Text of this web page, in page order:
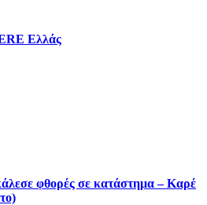
Ελλάς
φθορές σε κατάστημα – Καρέ